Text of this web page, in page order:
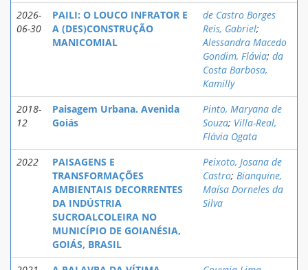
2026-
06-30
PAILI: O LOUCO INFRATOR E
A (DES)CONSTRUÇÃO
MANICOMIAL
de Castro Borges
Reis, Gabriel;
Alessandra Macedo
Gondim, Flávia; da
Costa Barbosa,
Kamilly
2018-
12
Paisagem Urbana. Avenida
Goiás
Pinto, Maryana de
Souza; Villa-Real,
Flávia Ogata
2022
PAISAGENS E
TRANSFORMAÇÕES
AMBIENTAIS DECORRENTES
DA INDÚSTRIA
SUCROALCOLEIRA NO
MUNICÍPIO DE GOIANÉSIA,
GOIÁS, BRASIL
Peixoto, Josana de
Castro; Bianquine,
Maísa Dorneles da
Silva